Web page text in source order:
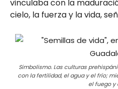
vinculaba con la
cielo, la fuerza y la vida,
Simbolismo. Las culturas
con la fertilidad, el agua y el frío;
el fuego y